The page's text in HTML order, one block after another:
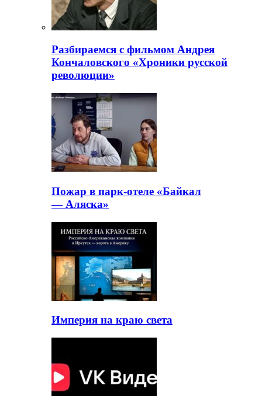
Разбираемся с фильмом Андрея
Кончаловского «Хроники русской
революции»
Пожар в парк-отеле «Байкал
— Аляска»
Империя на краю света